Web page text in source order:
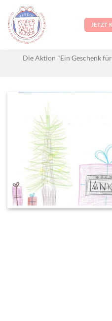
content
JETZT
Die Aktion "Ein Geschenk